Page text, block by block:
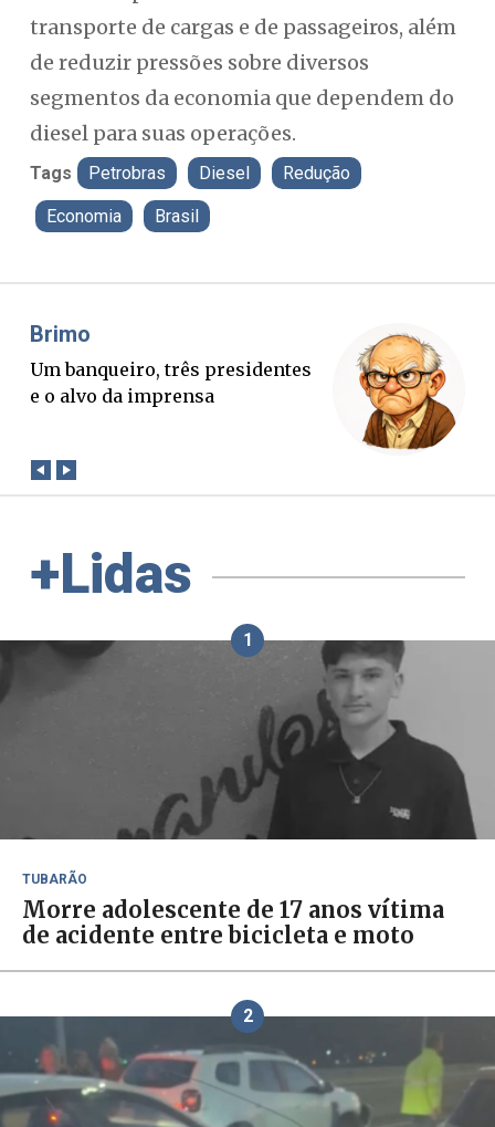
transporte de cargas e de passageiros, além
de reduzir pressões sobre diversos
segmentos da economia que dependem do
diesel para suas operações.
Tags Petrobras Diesel Redução
Economia Brasil
Misael Elias
O Boato corre mais rápido que a
verdade. Mas quem paga a
+Lidas
1
TUBARÃO
Morre adolescente de 17 anos vítima
de acidente entre bicicleta e moto
2